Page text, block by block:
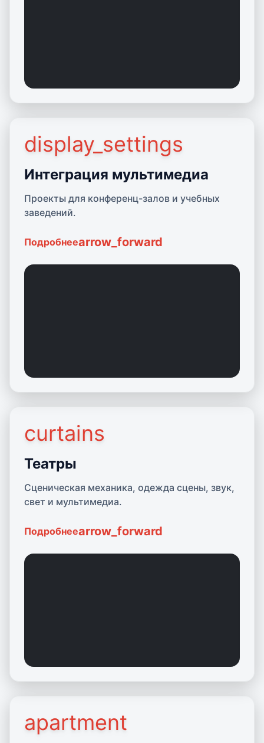
Подробнее о Мультимедиа
display_settings
Интеграция мультимедиа
Проекты для конференц-залов и учебных
заведений.
Подробнееarrow_forward
Подробнее о Театрах
curtains
Театры
Сценическая механика, одежда сцены, звук,
свет и мультимедиа.
Подробнееarrow_forward
Подробнее об Архитектуре
apartment